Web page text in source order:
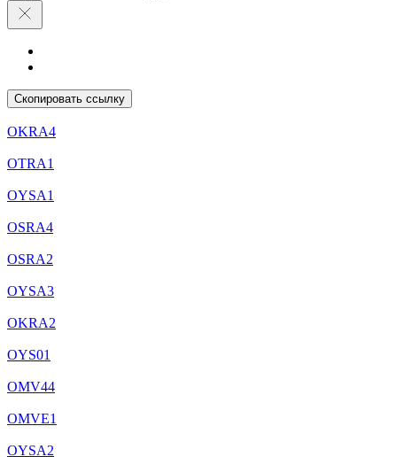
Скопировать ссылку
OKRA4
OТRA1
OYSA1
OSRA4
OSRA2
OYSA3
OKRA2
OYS01
OMV44
OMVE1
OYSA2